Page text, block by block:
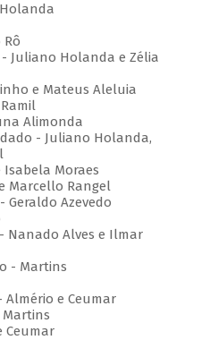
Juliano Holanda e Zélia
e Mateus Aleluia
Alimonda
- Juliano Holanda,
Isabela Moraes
Marcello Rangel
Geraldo Azevedo
Nanado Alves e Ilmar
- Martins
Almério e Ceumar
Martins
Ceumar